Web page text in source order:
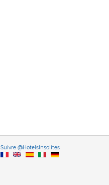
Suivre @HotelsInsolites